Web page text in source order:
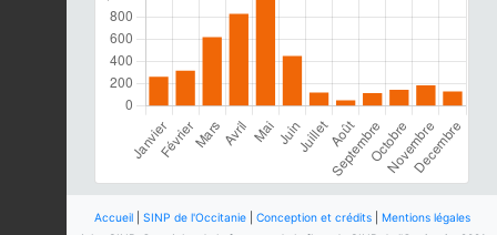
Accueil| SINP de l'Occitanie| Conception et crédits| Mentions légales